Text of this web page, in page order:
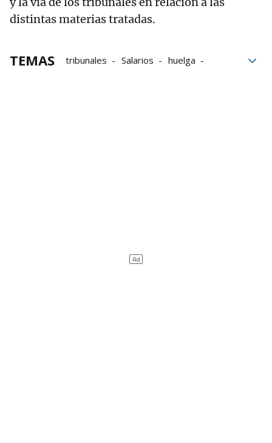
distintas materias tratadas.
TEMAS tribunales Salarios
huelga